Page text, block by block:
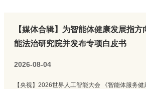
【媒体合辑】为智能体健康发展指
能法治研究院并发布专项白皮书
2026-08-04
【央视】2026世界人工智能大会 《智能体服务